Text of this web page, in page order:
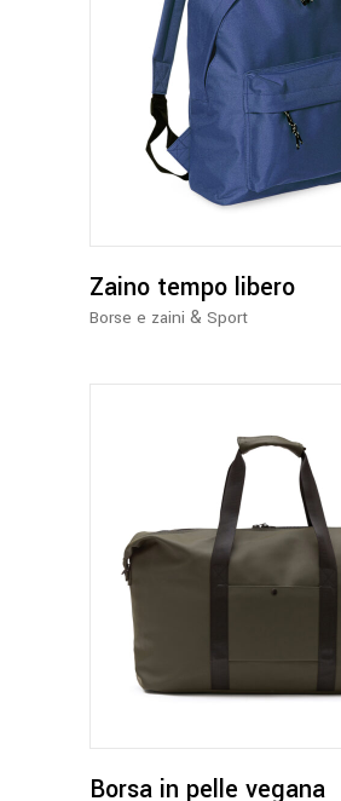
Questo
prodotto
ha
più
varianti.
opzioni
possono
prodotto
Zaino tempo libero
Borse e zaini & Sport
Questo
varianti.
opzioni
possono
Borsa in pelle vegana